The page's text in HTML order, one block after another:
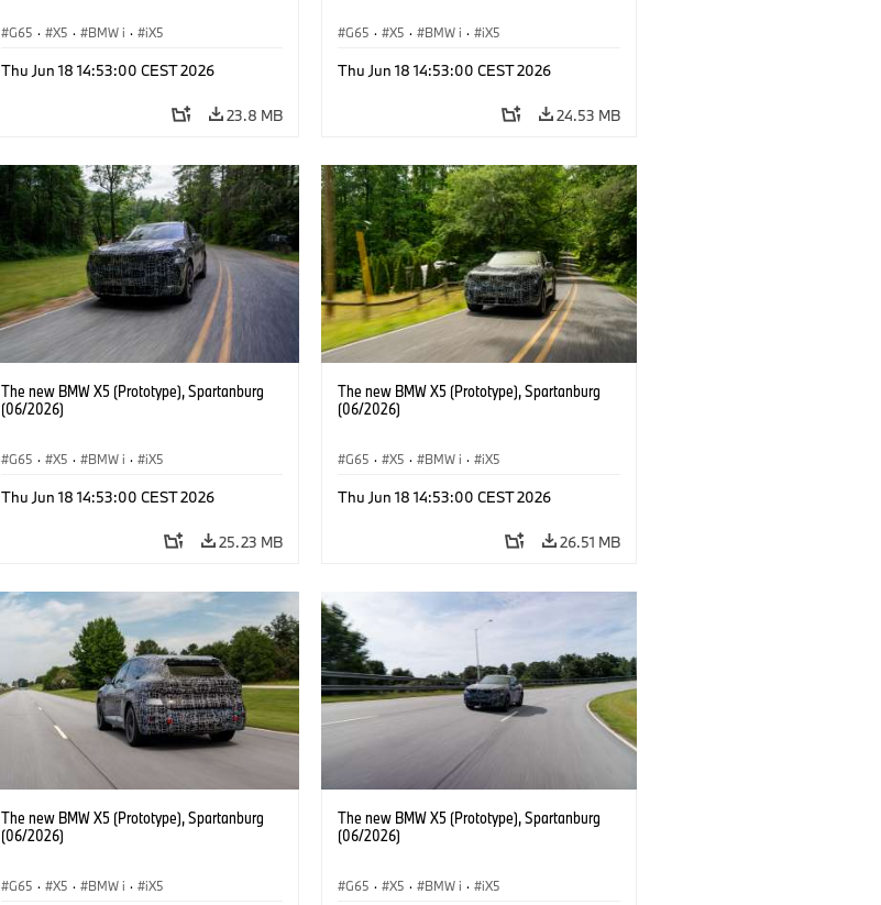
G65 · X5 · BMW i · iX5
Thu Jun 18 14:53:00 CEST 2026
23.8 MB
G65 · X5 · BMW i · iX5
Thu Jun 18 14:53:00 CEST 2026
24.53 MB
The new BMW X5 (Prototype), Spartanburg
(06/2026)
G65 · X5 · BMW i · iX5
Thu Jun 18 14:53:00 CEST 2026
25.23 MB
The new BMW X5 (Prototype), Spartanburg
(06/2026)
G65 · X5 · BMW i · iX5
Thu Jun 18 14:53:00 CEST 2026
26.51 MB
The new BMW X5 (Prototype), Spartanburg
(06/2026)
G65 · X5 · BMW i · iX5
The new BMW X5 (Prototype), Spartanburg
(06/2026)
G65 · X5 · BMW i · iX5